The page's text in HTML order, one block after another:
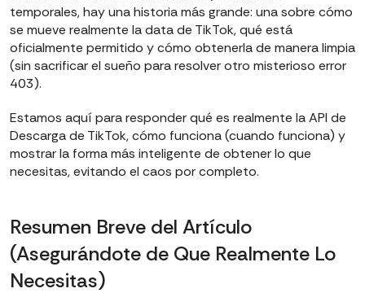
temporales, hay una historia más grande: una sobre cómo
se mueve realmente la data de TikTok, qué está
oficialmente permitido y cómo obtenerla de manera limpia
(sin sacrificar el sueño para resolver otro misterioso error
403).
Estamos aquí para responder qué es realmente la API de
Descarga de TikTok, cómo funciona (cuando funciona) y
mostrar la forma más inteligente de obtener lo que
necesitas, evitando el caos por completo.
Resumen Breve del Artículo
(Asegurándote de Que Realmente Lo
Necesitas)